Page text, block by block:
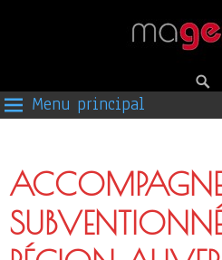
Menu principal